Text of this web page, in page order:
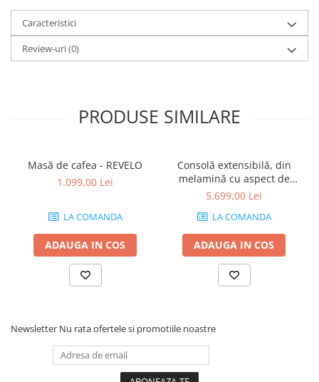
Caracteristici
Review-uri(0)
PRODUSE SIMILARE
Masă de cafea - REVELO
1.099,00 Lei
LA COMANDA
ADAUGA IN COS
Consolă extensibilă, din
melamină cu aspect de
frasin alb - ANGELICA
5.699,00 Lei
LA COMANDA
ADAUGA IN COS
Newsletter Nu rata ofertele si promotiile noastre